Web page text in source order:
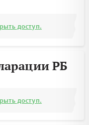
доступ.
РБ
доступ.